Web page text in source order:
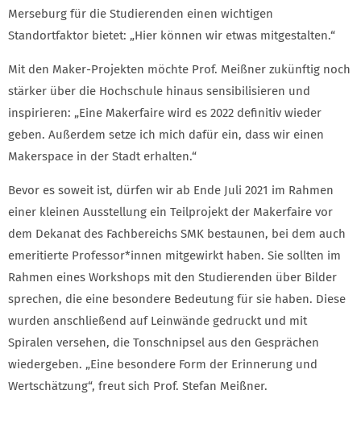
Merseburg für die Studierenden einen wichtigen
Standortfaktor bietet: „Hier können wir etwas mitgestalten.“
Mit den Maker-Projekten möchte Prof. Meißner zukünftig noch
stärker über die Hochschule hinaus sensibilisieren und
inspirieren: „Eine Makerfaire wird es 2022 definitiv wieder
geben. Außerdem setze ich mich dafür ein, dass wir einen
Makerspace in der Stadt erhalten.“
Bevor es soweit ist, dürfen wir ab Ende Juli 2021 im Rahmen
einer kleinen Ausstellung ein Teilprojekt der Makerfaire vor
dem Dekanat des Fachbereichs SMK bestaunen, bei dem auch
emeritierte Professor*innen mitgewirkt haben. Sie sollten im
Rahmen eines Workshops mit den Studierenden über Bilder
sprechen, die eine besondere Bedeutung für sie haben. Diese
wurden anschließend auf Leinwände gedruckt und mit
Spiralen versehen, die Tonschnipsel aus den Gesprächen
wiedergeben. „Eine besondere Form der Erinnerung und
Wertschätzung“, freut sich Prof. Stefan Meißner.